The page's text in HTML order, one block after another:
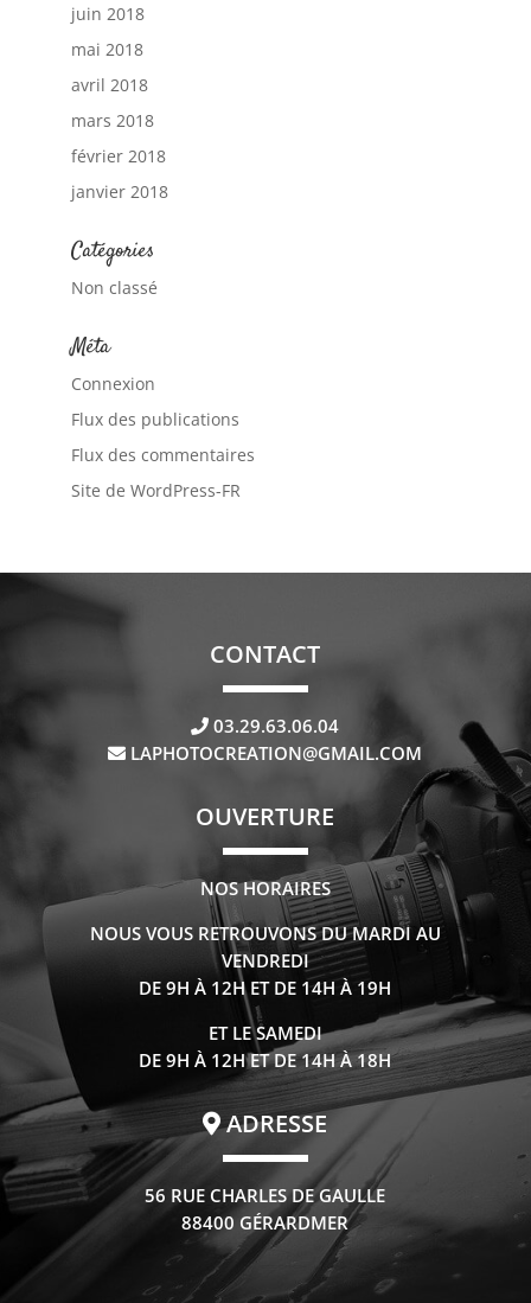
juin 2018
mai 2018
avril 2018
mars 2018
février 2018
janvier 2018
Catégories
Non classé
Méta
Connexion
Flux des publications
Flux des commentaires
Site de WordPress-FR
CONTACT
03.29.63.06.04
LAPHOTOCREATION@GMAIL.COM
OUVERTURE
NOS HORAIRES
NOUS VOUS RETROUVONS DU MARDI AU
VENDREDI
DE 9H À 12H ET DE 14H À 19H
ET LE SAMEDI
DE 9H À 12H ET DE 14H À 18H
ADRESSE
56 RUE CHARLES DE GAULLE
88400 GÉRARDMER